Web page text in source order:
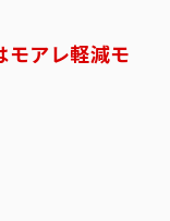
モアレ軽減モ